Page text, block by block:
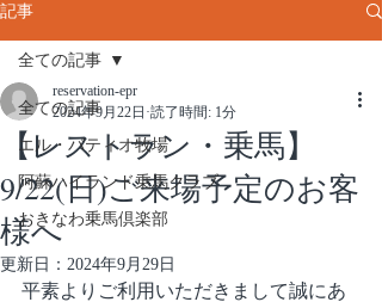
記事
全ての記事
エル・パティオ牧場
阿蘇ハイランド乗馬クラブ
おきなわ乗馬倶楽部
全ての記事
【レストラン・乗馬】
9/22(日)ご来場予定のお客
様へ
reservation-epr
2024年9月22日 読了時間: 1分
更新日： 2024年9月29日
平素よりご利用いただきまして誠にあ